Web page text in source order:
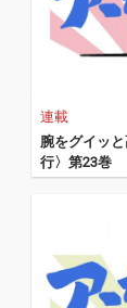
連載
腕をグイッ
行〉第23巻